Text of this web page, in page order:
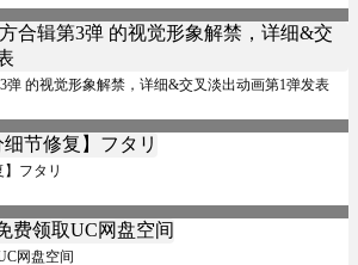
的视觉形象解禁，详细&交叉淡出动画第1弹发表
フタリ
网盘空间